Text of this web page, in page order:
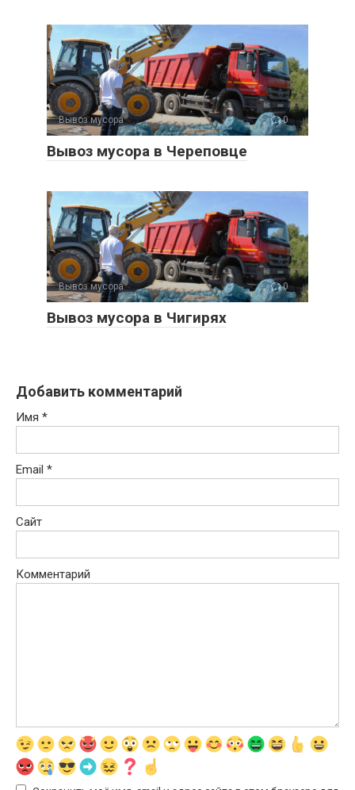
Вывоз мусора 0
Вывоз мусора в Череповце
Вывоз мусора 0
Вывоз мусора в Чигирях
Добавить комментарий
Имя *
Email *
Сайт
Комментарий